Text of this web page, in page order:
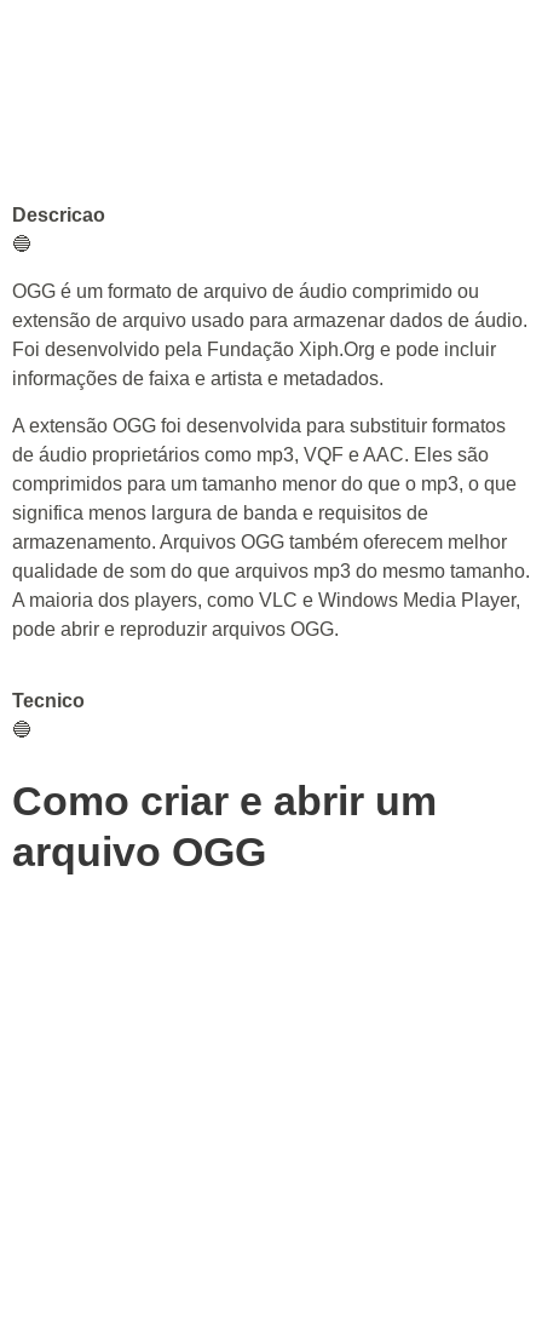
Descricao
🔵
OGG é um formato de arquivo de áudio comprimido ou
extensão de arquivo usado para armazenar dados de áudio.
Foi desenvolvido pela Fundação Xiph.Org e pode incluir
informações de faixa e artista e metadados.
A extensão OGG foi desenvolvida para substituir formatos
de áudio proprietários como mp3, VQF e AAC. Eles são
comprimidos para um tamanho menor do que o mp3, o que
significa menos largura de banda e requisitos de
armazenamento. Arquivos OGG também oferecem melhor
qualidade de som do que arquivos mp3 do mesmo tamanho.
A maioria dos players, como VLC e Windows Media Player,
pode abrir e reproduzir arquivos OGG.
Tecnico
🔵
Como criar e abrir um
arquivo OGG